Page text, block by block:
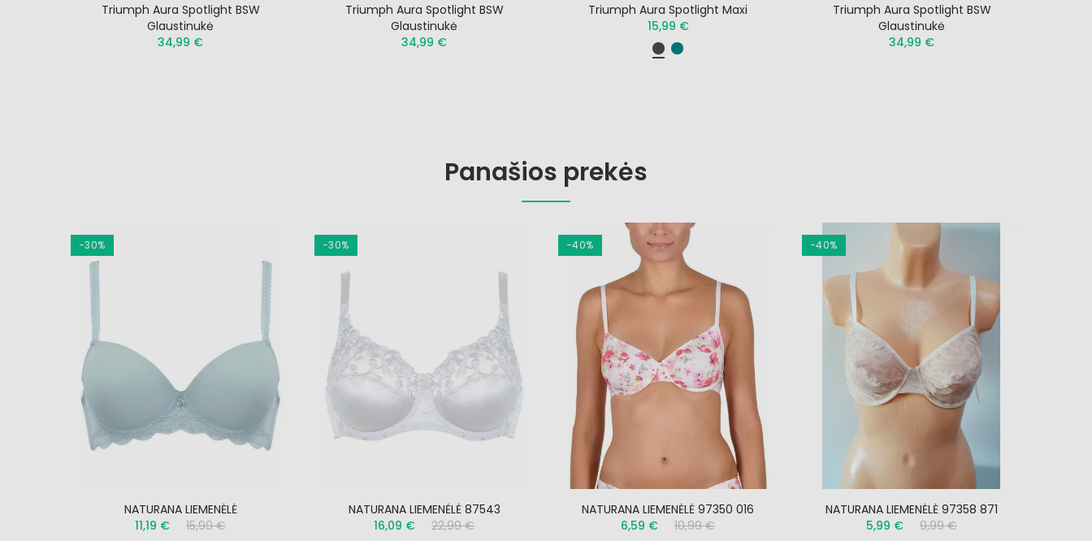
Triumph Aura Spotlight BSW
Glaustinukė
34,99 €
Triumph Aura Spotlight BSW
Glaustinukė
34,99 €
Triumph Aura Spotlight Maxi
15,99 €
Triumph Aura Spotlight BSW
Glaustinukė
34,99 €
Panašios prekės
−30%
NATURANA LIEMENĖLĖ
11,19 €
15,99 €
−30%
NATURANA LIEMENĖLĖ 87543
16,09 €
22,99 €
−40%
NATURANA LIEMENĖLĖ 97350 016
6,59 €
10,99 €
−40%
NATURANA LIEMENĖLĖ 97358 871
5,99 €
9,99 €